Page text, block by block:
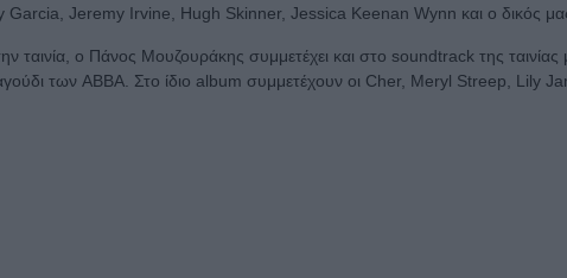
Garcia, Jeremy Irvine, Hugh Skinner, Jessica Keenan Wynn και ο δικός
ταινία, ο Πάνος Μουζουράκης συμμετέχει και στο soundtrack της
των ABBA. Στο ίδιο album συμμετέχουν οι Cher, Meryl Streep, Lily